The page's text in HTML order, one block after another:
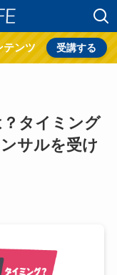
テンツ 受講する
？タイミング
サルを受け